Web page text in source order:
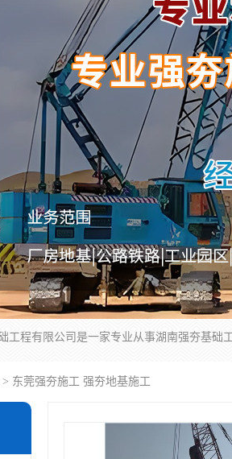
> 东莞强夯施工 强夯地基施工